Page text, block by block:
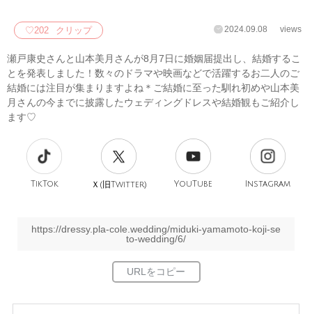
♡202 クリップ 2024.09.08 views
瀬戸康史さんと山本美月さんが8月7日に婚姻届提出し、結婚するこ
とを発表しました！数々のドラマや映画などで活躍するお二人のご
結婚には注目が集まりますよね＊ご結婚に至った馴れ初めや山本美
月さんの今までに披露したウェディングドレスや結婚観もご紹介し
ます♡
TikTok Ｘ(旧Twitter) YouTube Instagram
https://dressy.pla-cole.wedding/miduki-yamamoto-koji-se
to-wedding/6/